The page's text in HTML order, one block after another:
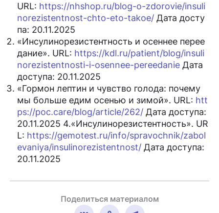
URL: https://nhshop.ru/blog-o-zdorovie/insuli
norezistentnost-chto-eto-takoe/ Дата досту
па: 20.11.2025
«Инсулинорезистентность и осеннее перее
дание». URL: https://kdl.ru/patient/blog/insuli
norezistentnosti-i-osennee-pereedanie Дата
доступа: 20.11.2025
«Гормон лептин и чувство голода: почему
мы больше едим осенью и зимой». URL: htt
ps://poc.care/blog/article/262/ Дата доступа:
20.11.2025 4.«Инсулинорезистентность». UR
L: https://gemotest.ru/info/spravochnik/zabol
evaniya/insulinorezistentnost/ Дата доступа:
20.11.2025
Поделиться материалом